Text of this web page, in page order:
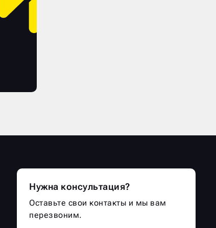
Нужна консультация?
Оставьте свои контакты и мы вам
перезвоним.